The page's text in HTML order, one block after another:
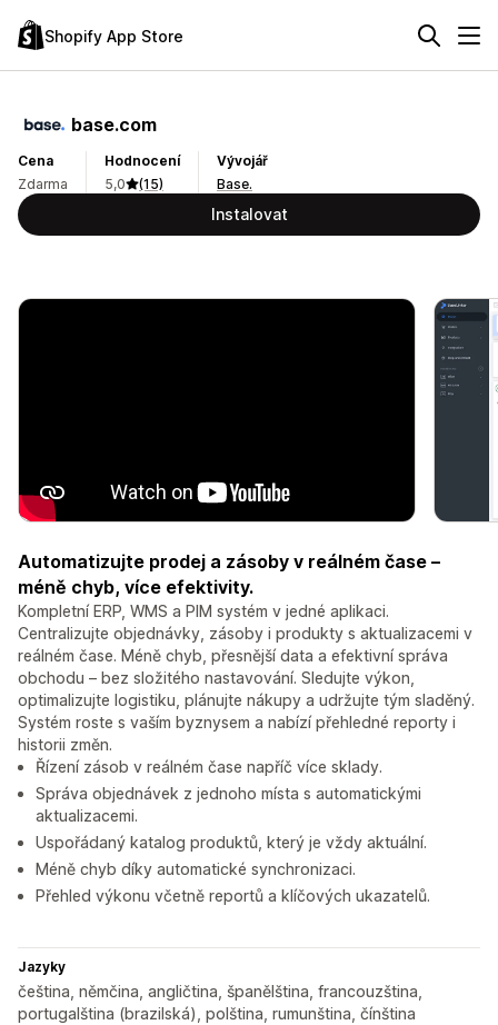
Shopify App Store
base.com
Cena
Zdarma
Hodnocení
5,0
(15)
Vývojář
Base.
Instalovat
Automatizujte prodej a zásoby v reálném čase –
méně chyb, více efektivity.
Kompletní ERP, WMS a PIM systém v jedné aplikaci.
Centralizujte objednávky, zásoby i produkty s aktualizacemi v
reálném čase. Méně chyb, přesnější data a efektivní správa
obchodu – bez složitého nastavování. Sledujte výkon,
optimalizujte logistiku, plánujte nákupy a udržujte tým sladěný.
Systém roste s vaším byznysem a nabízí přehledné reporty i
historii změn.
Řízení zásob v reálném čase napříč více sklady.
Správa objednávek z jednoho místa s automatickými
aktualizacemi.
Uspořádaný katalog produktů, který je vždy aktuální.
Méně chyb díky automatické synchronizaci.
Přehled výkonu včetně reportů a klíčových ukazatelů.
Jazyky
čeština, němčina, angličtina, španělština, francouzština,
portugalština (brazilská), polština, rumunština, čínština